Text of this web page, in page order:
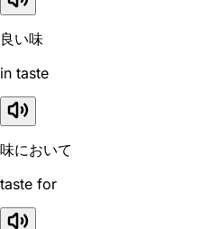
良い味
in taste
味において
taste for